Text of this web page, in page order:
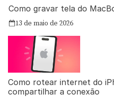
Como gravar tela do
13 de maio de 2026
Como rotear internet do
compartilhar a conexão